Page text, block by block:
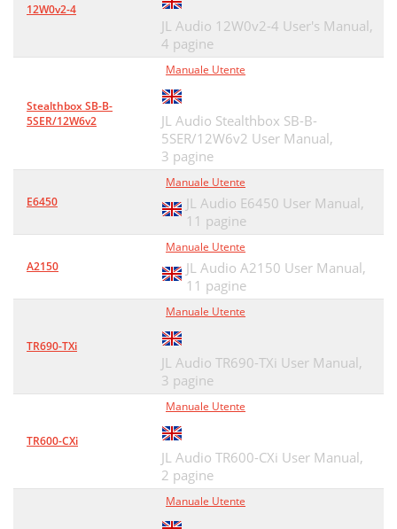
12W0v2-4
JL Audio 12W0v2-4 User's Manual,
4 pagine
Stealthbox SB-B-
5SER/12W6v2
Manuale Utente
JL Audio Stealthbox SB-B-
5SER/12W6v2 User Manual,
3 pagine
E6450
Manuale Utente
JL Audio E6450 User Manual,
11 pagine
A2150
Manuale Utente
JL Audio A2150 User Manual,
11 pagine
TR690-TXi
Manuale Utente
JL Audio TR690-TXi User Manual,
3 pagine
TR600-CXi
Manuale Utente
JL Audio TR600-CXi User Manual,
2 pagine
Manuale Utente